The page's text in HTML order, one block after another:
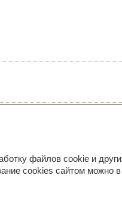
файлов cookie и
cookies сайтом можно